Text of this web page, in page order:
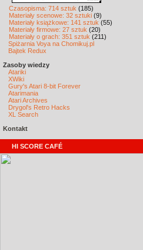
Czasopisma: 714 sztuk (185)
Materiały scenowe: 32 sztuki (9)
Materiały książkowe: 141 sztuk (55)
Materiały firmowe: 27 sztuk (20)
Materiały o grach: 351 sztuk (211)
Spiżarnia Voya na Chomikuj.pl
Bajtek Redux
Zasoby wiedzy
Atariki
XWiki
Gury's Atari 8-bit Forever
Atarimania
Atari Archives
Drygol's Retro Hacks
XL Search
Kontakt
HI SCORE CAFÉ